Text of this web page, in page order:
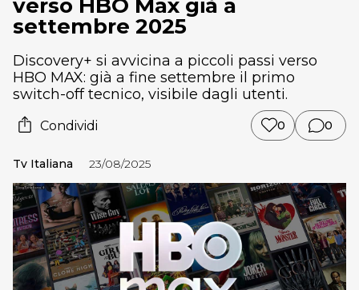
verso HBO Max già a
settembre 2025
Discovery+ si avvicina a piccoli passi verso
HBO MAX: già a fine settembre il primo
switch-off tecnico, visibile dagli utenti.
Condividi 0 0
Tv Italiana 23/08/2025